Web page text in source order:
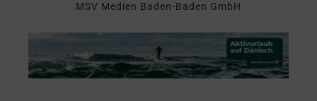
MSV Medien Baden-Baden GmbH